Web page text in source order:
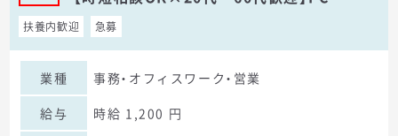
扶養内歓迎 急募
業種
事務・オフィスワーク・営業
給与
時給 1,200 円